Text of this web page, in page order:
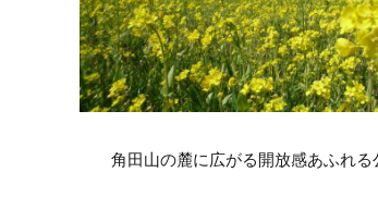
角田山の麓に広がる開放感あふれる